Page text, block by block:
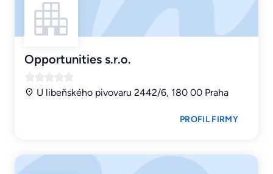
Opportunities s.r.o.
U libeňského pivovaru 2442/6, 180 00 Praha
PROFIL FIRMY